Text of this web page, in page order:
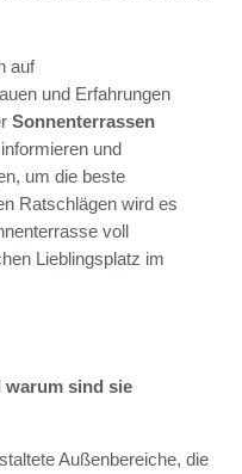
auf
und Erfahrungen
Sonnenterrassen
und
um die beste
Ratschlägen wird es
voll
Lieblingsplatz im
warum sind sie
Außenbereiche, die